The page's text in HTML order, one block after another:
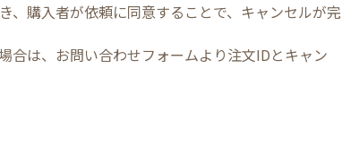
、購入者が依頼に同意することで、キャンセルが完
合は、お問い合わせフォームより注文IDとキャン